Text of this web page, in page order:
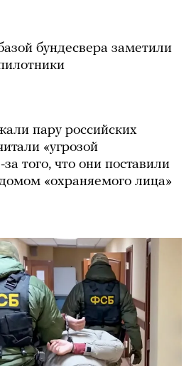
бундесвера заметили
пару российских
«угрозой
того, что они поставили
«охраняемого лица»